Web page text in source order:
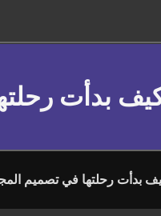
بدأت
بدأت رحلتها في تصميم